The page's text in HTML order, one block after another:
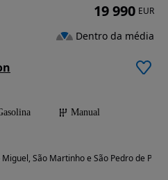
Manual
São Martinho e São Pedro de
19 990 EUR
Dentro da média